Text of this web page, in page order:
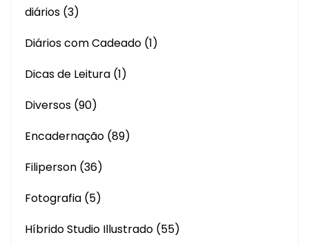
diários (3)
Diários com Cadeado (1)
Dicas de Leitura (1)
Diversos (90)
Encadernação (89)
Filiperson (36)
Fotografia (5)
Híbrido Studio Illustrado (55)